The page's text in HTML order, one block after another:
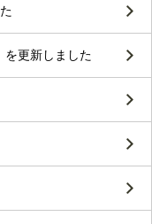
を更新しました